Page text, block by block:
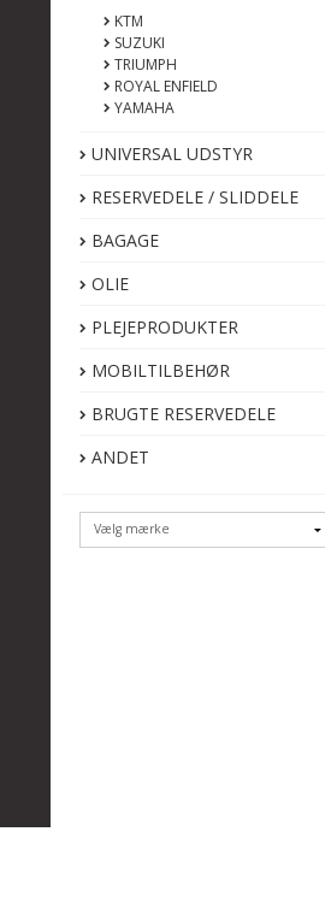
KTM
SUZUKI
TRIUMPH
ROYAL ENFIELD
YAMAHA
UNIVERSAL UDSTYR
RESERVEDELE / SLIDDELE
BAGAGE
OLIE
PLEJEPRODUKTER
MOBILTILBEHØR
BRUGTE RESERVEDELE
ANDET